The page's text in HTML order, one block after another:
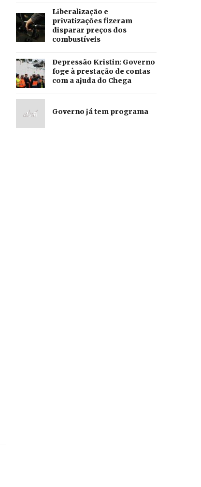
Liberalização e
privatizações fizeram
disparar preços dos
combustíveis
Depressão Kristin: Governo
foge à prestação de contas
com a ajuda do Chega
Governo já tem programa